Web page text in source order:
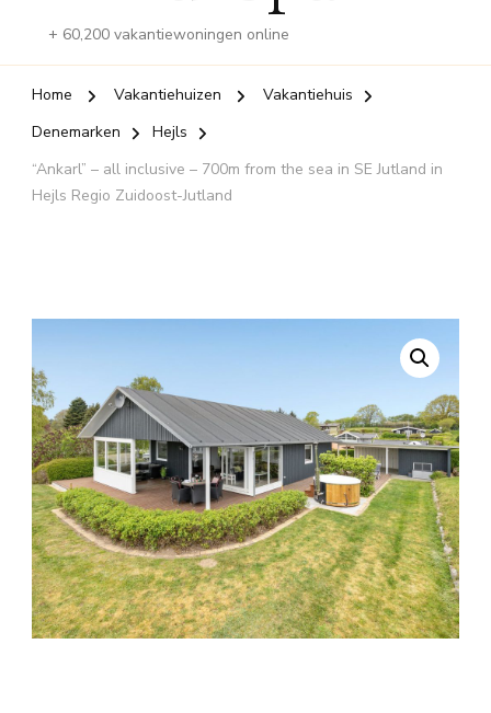
+ 60,200 vakantiewoningen online
Home Vakantiehuizen
Vakantiehuis
Denemarken
Hejls
“Ankarl” – all inclusive – 700m from the sea in SE Jutland in
Hejls Regio Zuidoost-Jutland